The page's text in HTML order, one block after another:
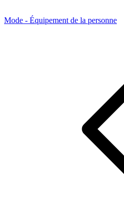
Mode - Équipement de la personne